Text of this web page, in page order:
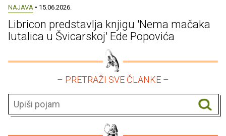
NAJAVA • 15.06.2026.
Libricon predstavlja knjigu 'Nema mačaka
lutalica u Švicarskoj' Ede Popovića
– PRETRAŽI SVE ČLANKE –